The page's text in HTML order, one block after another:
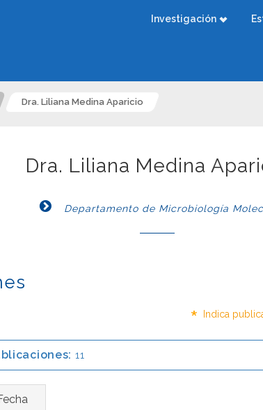
Investigación
Dra. Liliana Medina Aparicio
Dra. Liliana Medina
Departamento de Microbiología
* Indica
11